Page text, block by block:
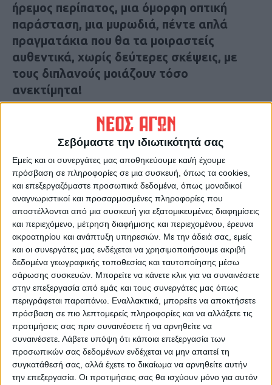
Σεβόμαστε την ιδιωτικότητά σας
Εμείς και οι συνεργάτες μας αποθηκεύουμε και/ή έχουμε
πρόσβαση σε πληροφορίες σε μια συσκευή, όπως τα cookies,
και επεξεργαζόμαστε προσωπικά δεδομένα, όπως μοναδικοί
αναγνωριστικοί και προσαρμοσμένες πληροφορίες που
αποστέλλονται από μια συσκευή για εξατομικευμένες διαφημίσεις
και περιεχόμενο, μέτρηση διαφήμισης και περιεχομένου, έρευνα
ακροατηρίου και ανάπτυξη υπηρεσιών. Με την άδειά σας, εμείς
και οι συνεργάτες μας ενδέχεται να χρησιμοποιήσουμε ακριβή
δεδομένα γεωγραφικής τοποθεσίας και ταυτοποίησης μέσω
σάρωσης συσκευών. Μπορείτε να κάνετε κλικ για να συναινέσετε
στην επεξεργασία από εμάς και τους συνεργάτες μας όπως
περιγράφεται παραπάνω. Εναλλακτικά, μπορείτε να αποκτήσετε
πρόσβαση σε πιο λεπτομερείς πληροφορίες και να αλλάξετε τις
προτιμήσεις σας πριν συναινέσετε ή να αρνηθείτε να
συναινέσετε. Λάβετε υπόψη ότι κάποια επεξεργασία των
προσωπικών σας δεδομένων ενδέχεται να μην απαιτεί τη
συγκατάθεσή σας, αλλά έχετε το δικαίωμα να αρνηθείτε αυτήν
την επεξεργασία. Οι προτιμήσεις σας θα ισχύουν μόνο για αυτόν
ήρεμος περίπατος, μια όμορφη οπτική
παράσταση, μια μυρωδιά, πέντε απλά
πραγματάκια που θα τα μοιραστείς
αυθεντικά, χωρίς δεύτερες σκέψεις, με
τους διπλανούς μοιάζουν τόσο
ανεκτίμητα!
ΟΛΑ ΑΥΤΑ όμως πριν σου φαινόταν εντελώς
ασήμαντα και περιττά! Χάσιμο χρόνου
ακόμη και να τα σκεφτείς! Αυτονόητες
καθημερινές συνήθειες δηλαδή που τις
δίνουν διαστάσεις εκείνοι που δεν έχουν
πως να περάσουν την ώρα τους και δεν
διαθέτουν τις δικές σου… ικανότητες και το
επιχειρηματικό σου πνεύμα! Οσο για τους
συνανθρώπους; Σιγά που θα καθόσουν ν’
ασχοληθείς με τους ασήμαντους. Μόνο αν
υπήρχε περίπτωση να κερδίσεις κάτι…
ΩΡΕΣ ημέρες, μήνες και χρόνια ολόκληρα
για ένα και μόνο σκοπό! Να κερδίσεις όσο
το δυνατόν περισσότερα! Εσύ να είσαι καλά
και όλα τα υπόλοιπα ποιος τα λογαριάζει.